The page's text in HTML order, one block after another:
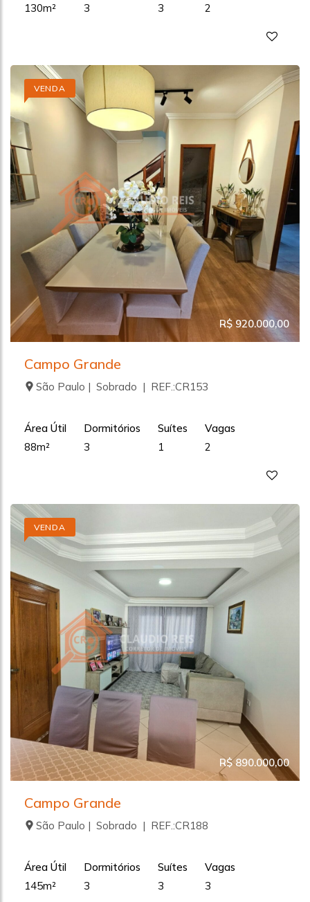
130m²
3
3
2
VENDA
R$ 920.000,00
Campo Grande
São Paulo | Sobrado | REF.:CR153
Área Útil
88m²
Dormitórios
3
Suítes
1
Vagas
2
VENDA
R$ 890.000,00
Campo Grande
São Paulo | Sobrado | REF.:CR188
Área Útil
145m²
Dormitórios
3
Suítes
3
Vagas
3